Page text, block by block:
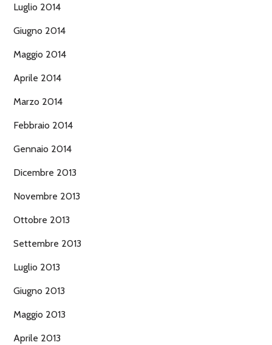
Luglio 2014
Giugno 2014
Maggio 2014
Aprile 2014
Marzo 2014
Febbraio 2014
Gennaio 2014
Dicembre 2013
Novembre 2013
Ottobre 2013
Settembre 2013
Luglio 2013
Giugno 2013
Maggio 2013
Aprile 2013